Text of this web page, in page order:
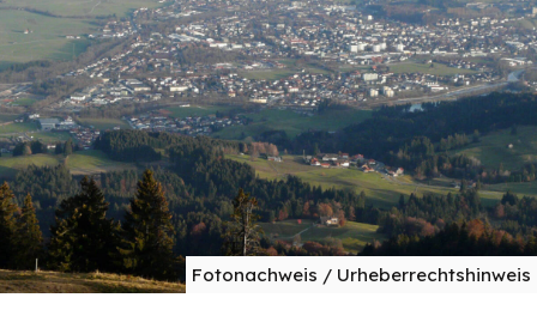
Fotonachweis / Urheberrechtshinweis